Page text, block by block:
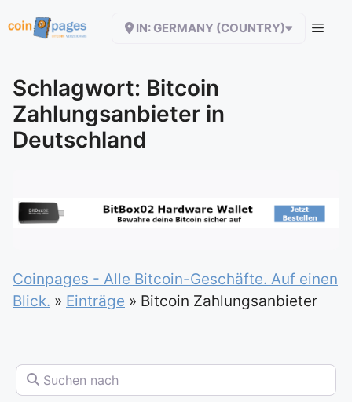
Inhalt
IN: GERMANY (COUNTRY)
Schlagwort: Bitcoin
Zahlungsanbieter in
Deutschland
Coinpages - Alle Bitcoin-Geschäfte. Auf einen
Blick. » Einträge » Bitcoin Zahlungsanbieter
Suchen nach